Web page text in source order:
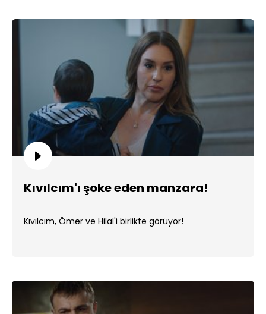
Kıvılcım'ı şoke eden manzara!
Kıvılcım, Ömer ve Hilal'i birlikte görüyor!